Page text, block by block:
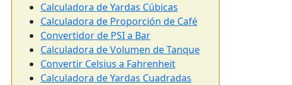
Calculadora de Yardas Cúbicas
Calculadora de Proporción de Café
Convertidor de PSI a Bar
Calculadora de Volumen de Tanque
Convertir Celsius a Fahrenheit
Calculadora de Yardas Cuadradas